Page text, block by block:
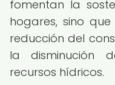
fomentan la
hogares, sino
reducción del
la disminución
recursos hídricos.